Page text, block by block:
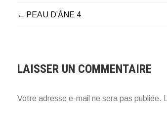
NAVIGATION
L’ARTICLE
PEAU D’ÂNE 4
LAISSER UN COMMENTAIRE
Votre adresse e-mail ne sera pas publiée.